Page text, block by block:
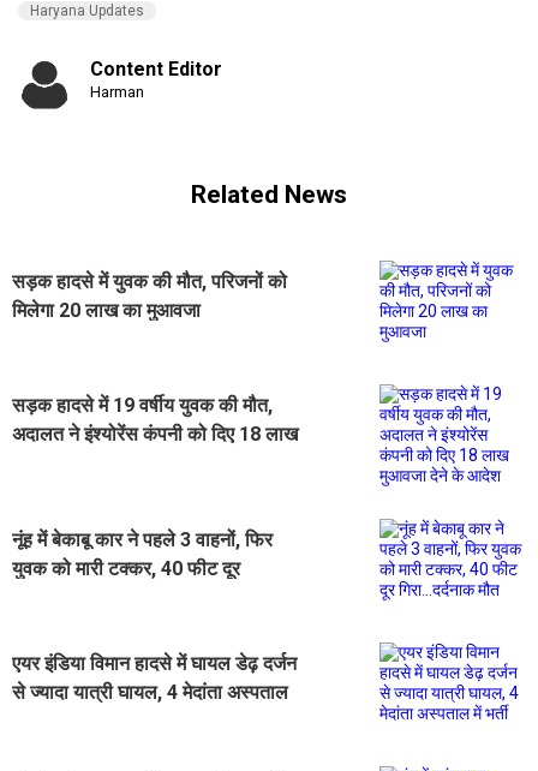
Haryana Updates
Content Editor
Harman
Related News
सड़क हादसे में युवक की मौत, परिजनों को
मिलेगा 20 लाख का मुआवजा
सड़क हादसे में 19 वर्षीय युवक की मौत,
अदालत ने इंश्योरेंस कंपनी को दिए 18 लाख
नूंह में बेकाबू कार ने पहले 3 वाहनों, फिर
युवक को मारी टक्कर, 40 फीट दूर
एयर इंडिया विमान हादसे में घायल डेढ़ दर्जन
से ज्यादा यात्री घायल, 4 मेदांता अस्पताल